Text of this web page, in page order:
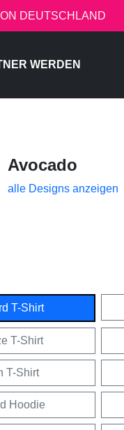
DEUTSCHLAND
WERDEN
Avocado
alle Designs anzeigen
T-Shirt
T-Shirt
T-Shirt
Hoodie